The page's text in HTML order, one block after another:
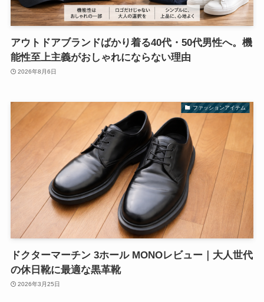
アウトドアブランドばかり着る40代・50代男性へ。機
能性至上主義がおしゃれにならない理由
2026年8月6日
ファッションアイテム
ドクターマーチン 3ホール MONOレビュー｜大人世代
の休日靴に最適な黒革靴
2026年3月25日